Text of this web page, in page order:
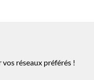
réseaux préférés !